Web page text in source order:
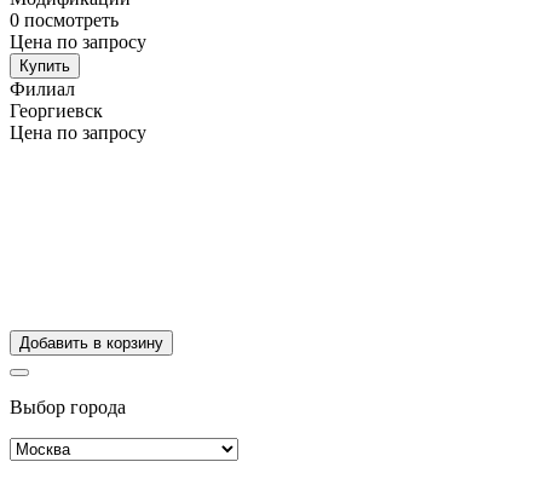
0 посмотреть
Цена по запросу
Купить
Филиал
Георгиевск
Цена по запросу
Добавить в корзину
Выбор города